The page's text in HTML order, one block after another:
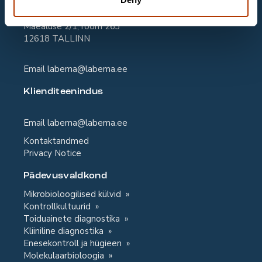
Labema Eesti OÜ
Mäealuse 2/1, room 263
12618 TALLINN
Email labema@labema.ee
Klienditeenindus
Email labema@labema.ee
Kontaktandmed
Privacy Notice
Pädevusvaldkond
Mikrobioloogilised külvid
Kontrollkultuurid
Toiduainete diagnostika
Kliiniline diagnostika
Enesekontroll ja hügieen
Molekulaarbioloogia